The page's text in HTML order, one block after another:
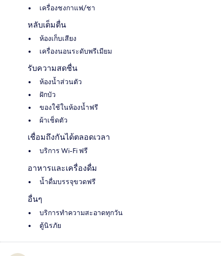
เครื่องชงกาแฟ/ชา
หลับเต็มตื่น
ห้องเก็บเสียง
เครื่องนอนระดับพรีเมียม
รับความสดชื่น
ห้องน้ำส่วนตัว
ฝักบัว
ของใช้ในห้องน้ำฟรี
ผ้าเช็ดตัว
เชื่อมถึงกันได้ตลอดเวลา
บริการ Wi-Fi ฟรี
อาหารและเครื่องดื่ม
น้ำดื่มบรรจุขวดฟรี
อื่นๆ
บริการทำความสะอาดทุกวัน
ตู้นิรภัย